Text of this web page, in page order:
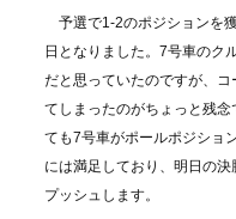
予選で1-2のポジションを
日となりました。7号車のク
だと思っていたのですが、
てしまったのがちょっと残
ても7号車がポールポジショ
には満足しており、明日の
プッシュします。